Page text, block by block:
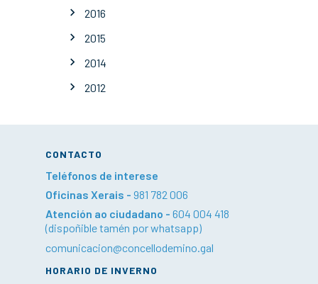
2016
2015
2014
2012
CONTACTO
Teléfonos de interese
Oficinas Xerais - 981 782 006
Atención ao ciudadano - 604 004 418
(dispoñible tamén por whatsapp)
comunicacion@concellodemino.gal
HORARIO DE INVERNO